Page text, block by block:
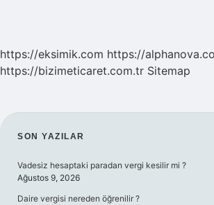
https://eksimik.com https://
https://bizimeticaret.com.tr Sitemap
SIDEBAR
SON YAZILAR
Vadesiz hesaptaki paradan vergi kesilir mi ?
Ağustos 9, 2026
Daire vergisi nereden öğrenilir ?